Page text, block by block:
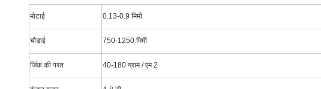
मोटाई 0.13-0.9 मिमी
चौड़ाई 750-1250 मिमी
जिंक की परत 40-180 ग्राम / एम 2